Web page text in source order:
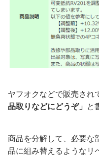
ヤフオクなどで販売され
品取りなどにどうぞ」 と
商品を分解して、必要な
品に組み替えるようなリ